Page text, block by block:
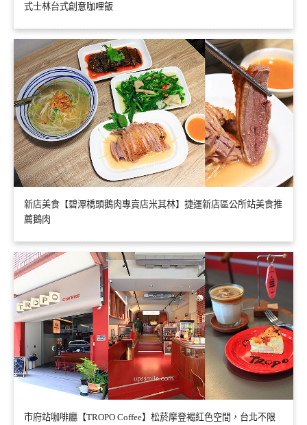
式士林台式創意咖哩飯
新店美食【碧潭橋頭鵝肉專賣店米其林】捷運新店區公所站美食推
薦鵝肉
市府站咖啡廳【TROPO Coffee】松菸摩登褐紅色空間，台北不限